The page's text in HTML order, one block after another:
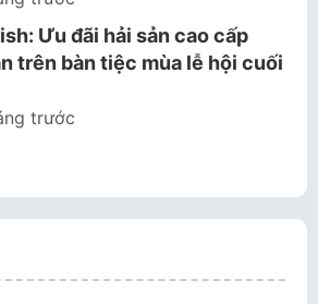
Ưu đãi hải sản cao cấp
trên bàn tiệc mùa lễ hội cuối
trước